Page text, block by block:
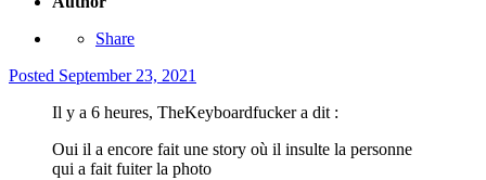
Share
Posted September 23, 2021
Il y a 6 heures, TheKeyboardfucker a dit :
Oui il a encore fait une story où il insulte la personne
qui a fait fuiter la photo